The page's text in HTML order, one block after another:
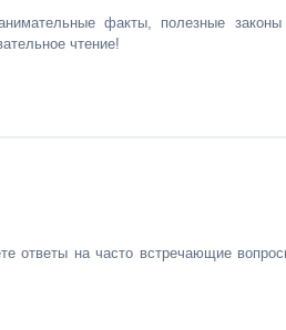
факты, полезные
чтение!
ответы на часто встречающие